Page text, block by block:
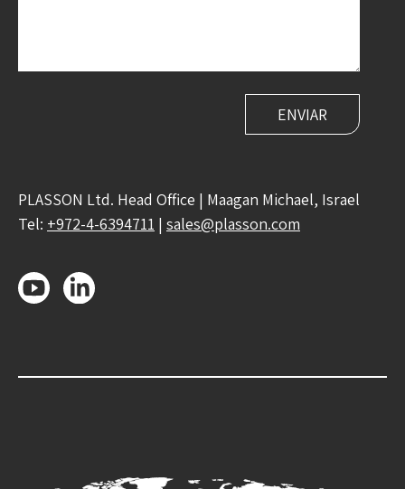
PLASSON Ltd. Head Office | Maagan Michael, Israel
Tel: +972-4-6394711 | sales@plasson.com